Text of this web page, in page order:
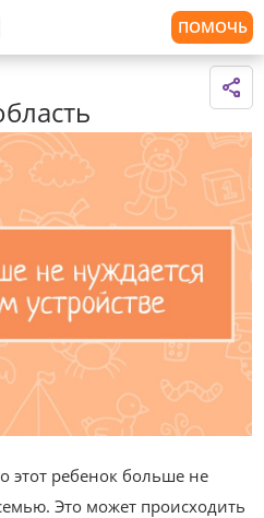
ПОМОЧЬ
этот ребенок больше не
Это может происходить